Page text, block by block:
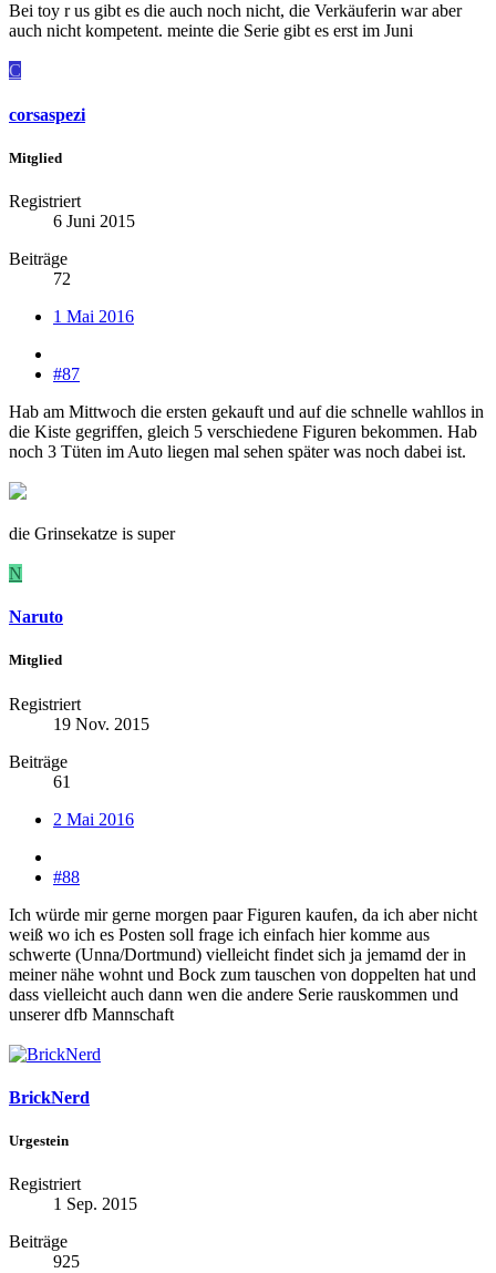
Bei toy r us gibt es die auch noch nicht, die Verkäuferin war aber
auch nicht kompetent. meinte die Serie gibt es erst im Juni
C
corsaspezi
Mitglied
Registriert
6 Juni 2015
Beiträge
72
1 Mai 2016
#87
Hab am Mittwoch die ersten gekauft und auf die schnelle wahllos in
die Kiste gegriffen, gleich 5 verschiedene Figuren bekommen. Hab
noch 3 Tüten im Auto liegen mal sehen später was noch dabei ist.
die Grinsekatze is super
N
Naruto
Mitglied
Registriert
19 Nov. 2015
Beiträge
61
2 Mai 2016
#88
Ich würde mir gerne morgen paar Figuren kaufen, da ich aber nicht
weiß wo ich es Posten soll frage ich einfach hier komme aus
schwerte (Unna/Dortmund) vielleicht findet sich ja jemamd der in
meiner nähe wohnt und Bock zum tauschen von doppelten hat und
dass vielleicht auch dann wen die andere Serie rauskommen und
unserer dfb Mannschaft
BrickNerd
Urgestein
Registriert
1 Sep. 2015
Beiträge
925